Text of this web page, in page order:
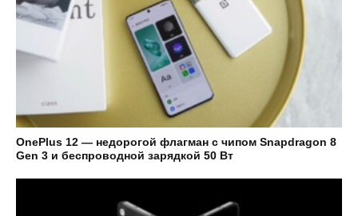
OnePlus 12 — недорогой флагман с чипом Snapdragon 8
Gen 3 и беспроводной зарядкой 50 Вт